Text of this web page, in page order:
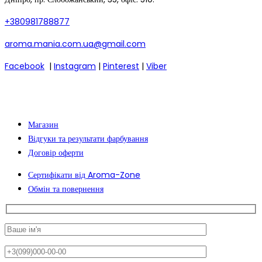
+380981788877
aroma.mania.com.ua@gmail.com
Facebook | Instagram | Pinterest | Viber
Магазин
Відгуки та результати фарбування
Договір оферти
Сертифікати від Aroma-Zone
Обмін та повернення